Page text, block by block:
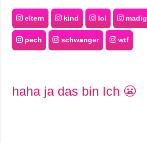
eltern kind lol madig
pech schwanger wtf
haha ja das bin Ich 😬